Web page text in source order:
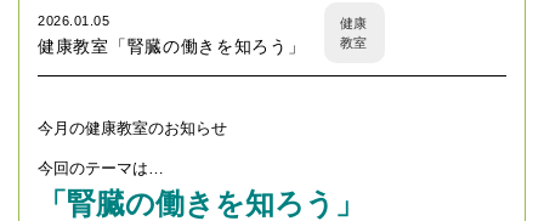
2026.01.05
健康教室「腎臓の働きを知ろう」
健康
教室
今月の健康教室のお知らせ
今回のテーマは…
「腎臓の働きを知ろう」